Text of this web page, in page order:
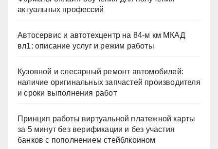
актуальных профессий
Автосервис и автотехцентр на 84-м км МКАД
вл1: описание услуг и режим работы
Кузовной и слесарный ремонт автомобилей:
наличие оригинальных запчастей производителя
и сроки выполнения работ
Принцип работы виртуальной платежной карты
за 5 минут без верификации и без участия
банков с пополнением стейблкоином